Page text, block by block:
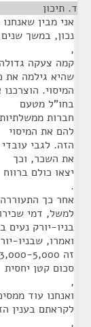
ד. תיכון
אני מבין
נכון, במשך
,
קמה צעקה
שהיא גילמה את
המיסוי.
בחו"ל מטעם
חברות
להם את המיסוי
הזה. לגבי
את השכר, וכך
יצאו כולם ברווח
.
אחר כך
למשל, דמי
ואמרו, שבניו-
סכום קטן יחסית
,
ואנחנו עוד
לקראתם בענין
,